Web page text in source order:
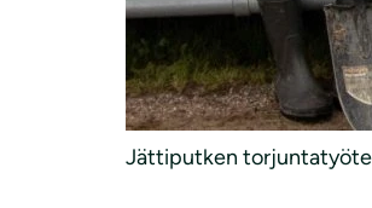
Jättiputken